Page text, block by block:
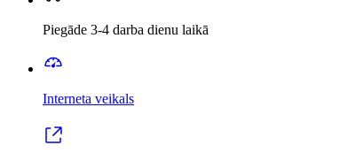
Piegāde 3-4 darba dienu laikā
Interneta veikals